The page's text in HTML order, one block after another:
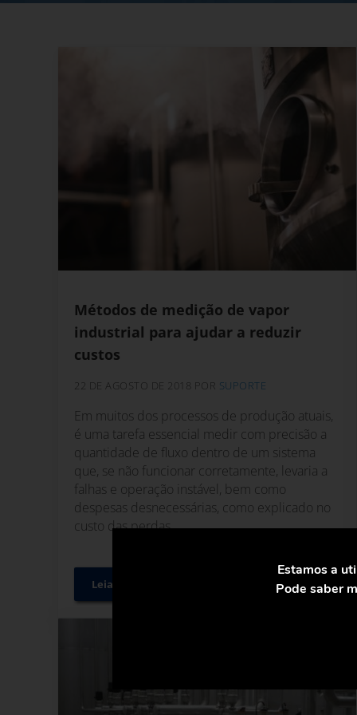
Métodos de medição de vapor
industrial para ajudar a reduzir
custos
22 DE AGOSTO DE 2018 POR SUPORTE
Em muitos dos processos de produção atuais,
é uma tarefa essencial medir com precisão a
quantidade de fluxo dentro de um sistema
que, se não funcionar corretamente, levaria a
falhas e operação instável, bem como
despesas desnecessárias, como explicado no
custo das perdas ...
Leia maisMétodos de medição de vapor industrial para
Estamos a
Pode saber